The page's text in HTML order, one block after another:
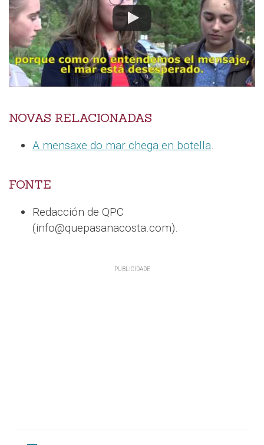
NOVAS RELACIONADAS
A mensaxe do mar chega en botella.
FONTE
Redacción de QPC
(info@quepasanacosta.com).